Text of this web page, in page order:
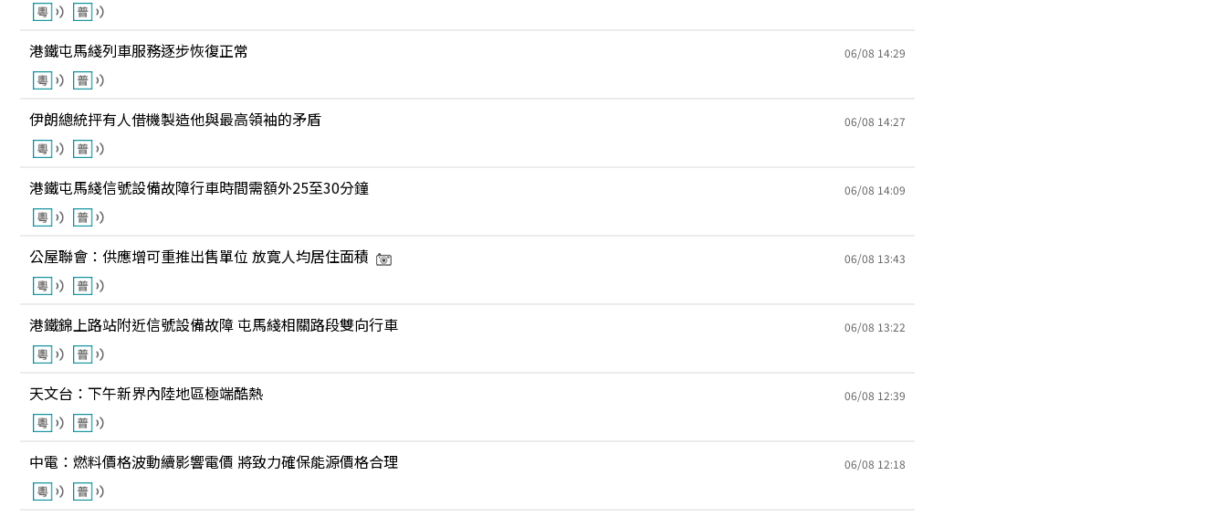
港鐵屯馬綫列車服務逐步恢復正常 06/08 14:29
伊朗總統抨有人借機製造他與最高領袖的矛盾 06/08 14:27
港鐵屯馬綫信號設備故障行車時間需額外25至30分鐘 06/08 14:09
公屋聯會：供應增可重推出售單位 放寛人均居住面積 06/08 13:43
港鐵錦上路站附近信號設備故障 屯馬綫相關路段雙向行車 06/08 13:22
天文台：下午新界內陸地區極端酷熱 06/08 12:39
中電：燃料價格波動續影響電價 將致力確保能源價格合理 06/08 12:18